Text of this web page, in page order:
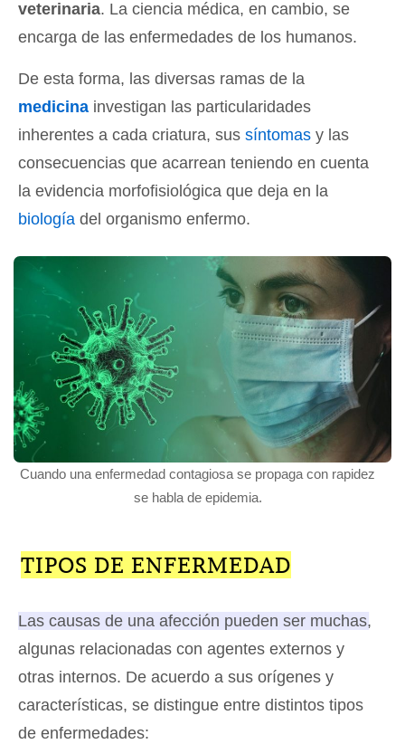
veterinaria. La ciencia médica, en cambio, se
encarga de las enfermedades de los humanos.
De esta forma, las diversas ramas de la
medicina investigan las particularidades
inherentes a cada criatura, sus síntomas y las
consecuencias que acarrean teniendo en cuenta
la evidencia morfofisiológica que deja en la
biología del organismo enfermo.
Cuando una enfermedad contagiosa se propaga con rapidez
se habla de epidemia.
TIPOS DE ENFERMEDAD
Las causas de una afección pueden ser muchas,
algunas relacionadas con agentes externos y
otras internos. De acuerdo a sus orígenes y
características, se distingue entre distintos tipos
de enfermedades: